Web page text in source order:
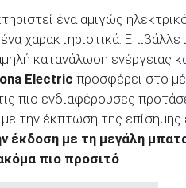
ένα αμιγώς
χαρακτηριστικά.
κατανάλωση ενέργειας
Electric προσφέρει στο
πιο ενδιαφέρουσες
την έκπτωση της επίσημης
έκδοση με τη μεγάλη
πιο προσιτό.